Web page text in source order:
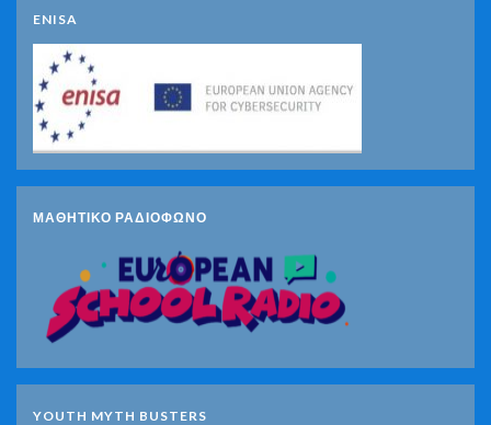
ENISA
ΜΑΘΗΤΙΚΟ ΡΑΔΙΟΦΩΝΟ
YOUTH MYTH BUSTERS